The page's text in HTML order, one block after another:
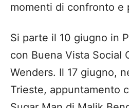
momenti di confronto e
Si parte il 10 giugno in
con Buena Vista Social
Wenders. Il 17 giugno,
Trieste, appuntamento